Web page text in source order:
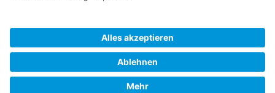
Impressum|Deine Gewerkschaft|Datenschutzerklärung|